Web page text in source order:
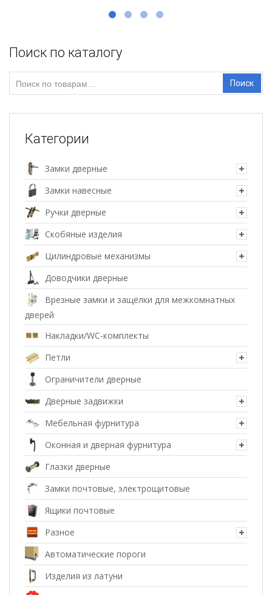
Поиск по каталогу
Поиск
Категории
Замки дверные
Замки навесные
Ручки дверные
Скобяные изделия
Цилиндровые механизмы
Доводчики дверные
Врезные замки и защёлки для межкомнатных
дверей
Накладки/WC-комплекты
Петли
Ограничители дверные
Дверные задвижки
Мебельная фурнитура
Оконная и дверная фурнитура
Глазки дверные
Замки почтовые, электрощитовые
Ящики почтовые
Разное
Автоматические пороги
Изделия из латуни